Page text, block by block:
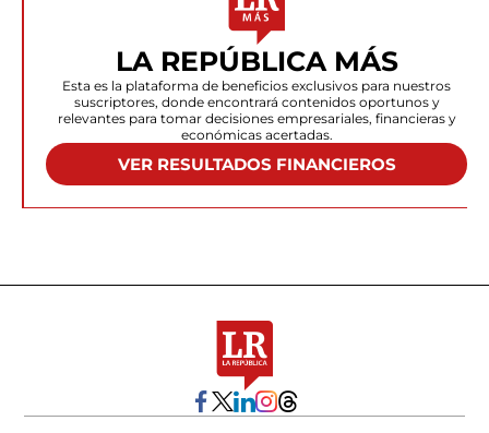
LA REPÚBLICA MÁS
Esta es la plataforma de beneficios exclusivos para nuestros
suscriptores, donde encontrará contenidos oportunos y
relevantes para tomar decisiones empresariales, financieras y
económicas acertadas.
VER RESULTADOS FINANCIEROS